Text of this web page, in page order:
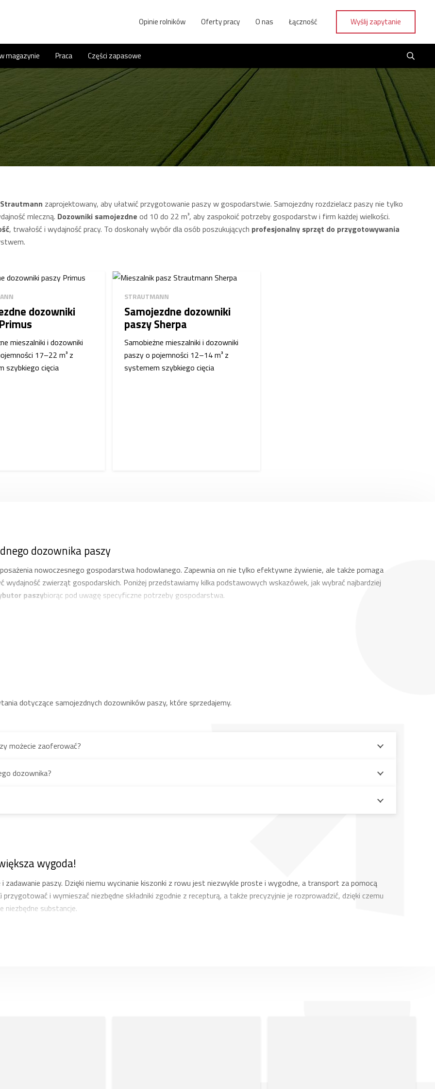
Opinie rolników Oferty pracy O nas Łączność Wyślij zapytanie
magazynie Praca Części zapasowe
zaprojektowany, aby ułatwić przygotowanie paszy w gospodarstwie. Samojezdny rozdzielacz paszy nie tylko
mleczną. Dozowniki samojezdne od 10 do 22 m³, aby zaspokoić potrzeby gospodarstw i firm każdej wielkości.
, trwałość i wydajność pracy. To doskonały wybór dla osób poszukujących profesjonalny sprzęt do przygotowywania
dozowniki
mieszalniki i dozowniki
17–22 m³ z
szybkiego cięcia
STRAUTMANN
Samojezdne dozowniki
paszy Sherpa
Samobieżne mieszalniki i dozowniki
paszy o pojemności 12–14 m³ z
systemem szybkiego cięcia
dozownika paszy
nowoczesnego gospodarstwa hodowlanego. Zapewnia on nie tylko efektywne żywienie, ale także pomaga
wydajność zwierząt gospodarskich. Poniżej przedstawiamy kilka podstawowych wskazówek, jak wybrać najbardziej
paszybiorąc pod uwagę specyficzne potrzeby gospodarstwa.
do torów paszowych lub konstrukcji obory. W przypadku stosowania wysokich koryt paszowych lub jeśli rozładunek
i ważenia
system zmniejsza ryzyko błędu ludzkiego i zwiększa wydajność pracy.
ułatwiających pracę operatora. Kabiny są przestronne, zapewniają dobrą widoczność we wszystkich
i regulowany fotel. Komfortowe środowisko pracy zmniejsza zmęczenie, zwiększa bezpieczeństwo i pozwala na
dotyczące samojezdnych dozowników paszy, które sprzedajemy.
możecie zaoferować?
dozownika?
wygoda!
zadawanie paszy. Dzięki niemu wycinanie kiszonki z rowu jest niezwykle proste i wygodne, a transport za pomocą
i wymieszać niezbędne składniki zgodnie z recepturą, a także precyzyjnie je rozprowadzić, dzięki czemu
niezbędne substancje.
okres wynajmu to tydzień. Przy rezerwacji dozownika na dłuższy okres udzielamy rabatu, a jeśli zdecydujesz się na